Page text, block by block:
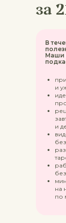
за
В
Маши
и
и
на
по